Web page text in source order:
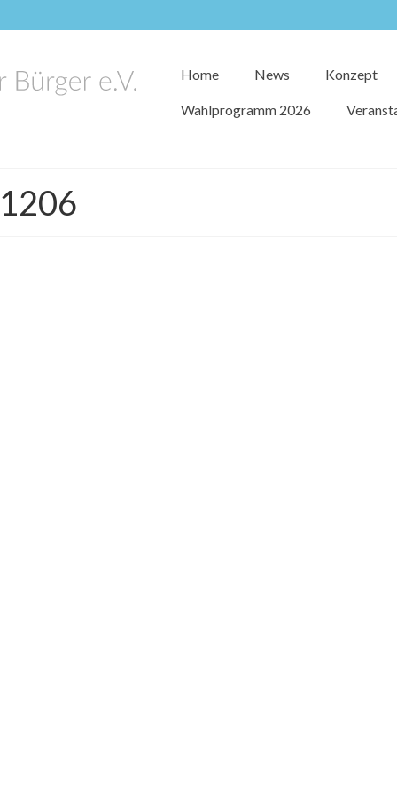
Home News Konzept
Wahlprogramm 2026